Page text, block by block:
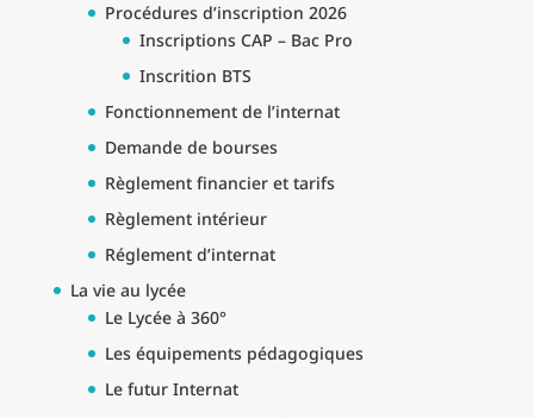
Procédures d’inscription 2026
Inscriptions CAP – Bac Pro
Inscrition BTS
Fonctionnement de l’internat
Demande de bourses
Règlement financier et tarifs
Règlement intérieur
Réglement d’internat
La vie au lycée
Le Lycée à 360°
Les équipements pédagogiques
Le futur Internat